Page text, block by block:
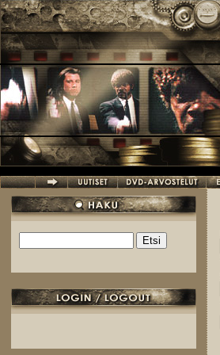
Hyppää pääsisältöön
Hakulomake